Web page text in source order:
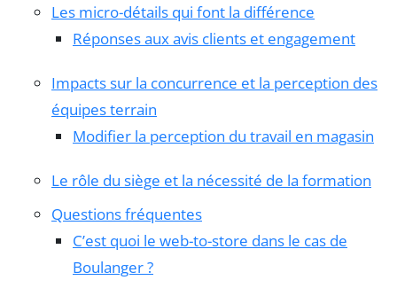
Les micro-détails qui font la différence
Réponses aux avis clients et engagement
Impacts sur la concurrence et la perception des
équipes terrain
Modifier la perception du travail en magasin
Le rôle du siège et la nécessité de la formation
Questions fréquentes
C’est quoi le web-to-store dans le cas de
Boulanger ?